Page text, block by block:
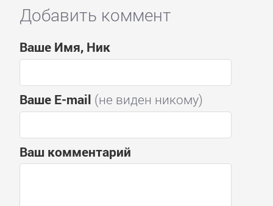
Добавить коммент
Ваше Имя, Ник
Ваше E-mail (не виден никому)
Ваш комментарий